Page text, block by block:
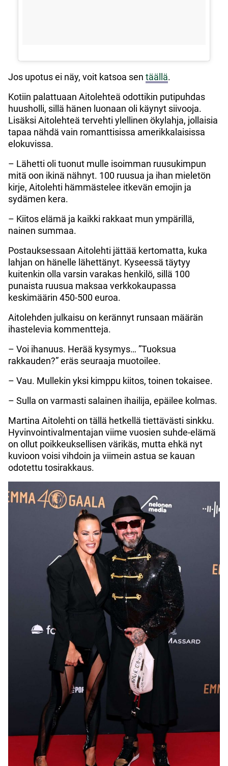
Jos upotus ei näy, voit katsoa sen täällä.
Kotiin palattuaan Aitolehteä odottikin putipuhdas
huusholli, sillä hänen luonaan oli käynyt siivooja.
Lisäksi Aitolehteä tervehti ylellinen ökylahja, jollaisia
tapaa nähdä vain romanttisissa amerikkalaisissa
elokuvissa.
– Lähetti oli tuonut mulle isoimman ruusukimpun
mitä oon ikinä nähnyt. 100 ruusua ja ihan mieletön
kirje, Aitolehti hämmästelee itkevän emojin ja
sydämen kera.
– Kiitos elämä ja kaikki rakkaat mun ympärillä,
nainen summaa.
Postauksessaan Aitolehti jättää kertomatta, kuka
lahjan on hänelle lähettänyt. Kyseessä täytyy
kuitenkin olla varsin varakas henkilö, sillä 100
punaista ruusua maksaa verkkokaupassa
keskimäärin 450-500 euroa.
Aitolehden julkaisu on kerännyt runsaan määrän
ihastelevia kommentteja.
– Voi ihanuus. Herää kysymys… ”Tuoksua
rakkauden?” eräs seuraaja muotoilee.
– Vau. Mullekin yksi kimppu kiitos, toinen tokaisee.
– Sulla on varmasti salainen ihailija, epäilee kolmas.
Martina Aitolehti on tällä hetkellä tiettävästi sinkku.
Hyvinvointivalmentajan viime vuosien suhde-elämä
on ollut poikkeuksellisen värikäs, mutta ehkä nyt
kuvioon voisi vihdoin ja viimein astua se kauan
odotettu tosirakkaus.